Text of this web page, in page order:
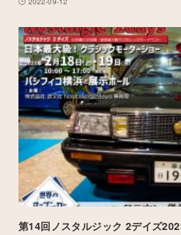
第14回ノスタルジック 2デイズ